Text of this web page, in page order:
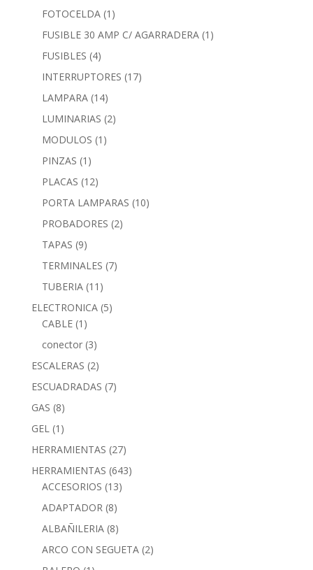
FOTOCELDA (1)
FUSIBLE 30 AMP C/ AGARRADERA (1)
FUSIBLES (4)
INTERRUPTORES (17)
LAMPARA (14)
LUMINARIAS (2)
MODULOS (1)
PINZAS (1)
PLACAS (12)
PORTA LAMPARAS (10)
PROBADORES (2)
TAPAS (9)
TERMINALES (7)
TUBERIA (11)
ELECTRONICA (5)
CABLE (1)
conector (3)
ESCALERAS (2)
ESCUADRADAS (7)
GAS (8)
GEL (1)
HERRAMIENTAS (27)
HERRAMIENTAS (643)
ACCESORIOS (13)
ADAPTADOR (8)
ALBAÑILERIA (8)
ARCO CON SEGUETA (2)